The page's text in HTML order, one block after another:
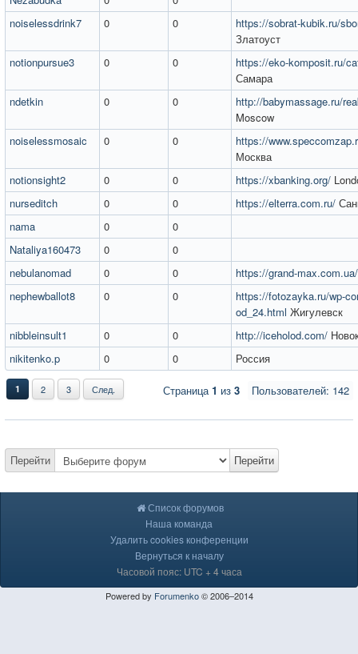
noiselessdrink7
0 0
https://sobrat-kubik.ru/
Златоуст
notionpursue3
0 0
https://eko-komposit.ru/
Самара
ndetkin
0 0
http://babymassage.ru/
Moscow
noiselessmosaic
0 0
https://
Москва
notionsight2
0 0 https://xbanking.org/
nurseditch
0 0 https://elterra.com.ru/
nama
0
0
Nataliya160473
0
0
nebulanomad
0 0
https://grand-max.com.ua/
nephewballot8
0 0
https://fotozayka.ru/wp-
od_24.html Жигулевск
nibbleinsult1
0 0 http://iceholod.com/
nikitenko.p
0 0 Россия
Пользователей: 142
1 2 3 След. Страница1 из 3
Перейти Перейти
Список форумов
Наша команда
Удалить cookies конференции
Вернуться к началу
Часовой пояс: UTC + 4 часа
Powered by Forumenko© 2006–2014